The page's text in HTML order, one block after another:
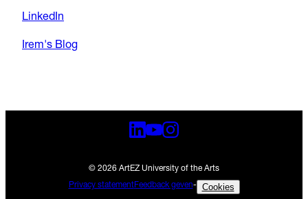
LinkedIn
Irem's Blog
© 2026 ArtEZ University of the Arts
Privacy statementFeedback geven- Cookies